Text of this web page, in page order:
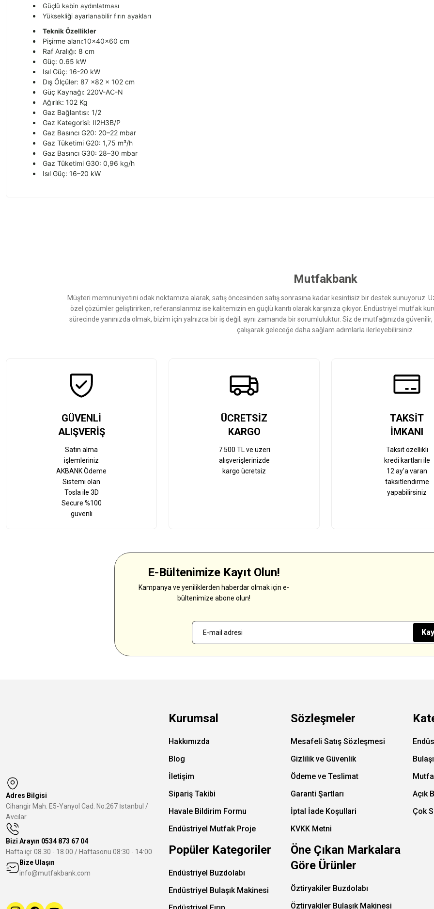
Güçlü kabin aydınlatması
Yüksekliği ayarlanabilir fırın ayakları
Teknik Özellikler
Pişirme alanı:10x40x60 cm
Raf Aralığı: 8 cm
Güç: 0.65 kW
Isıl Güç: 16-20 kW
Dış Ölçüler: 87 x82 x 102 cm
Güç Kaynağı: 220V-AC-N
Ağırlık: 102 Kg
Gaz Bağlantısı: 1/2
Gaz Kategorisi: II2H3B/P
Gaz Basıncı G20: 20–22 mbar
Gaz Tüketimi G20: 1,75 m³/h
Gaz Basıncı G30: 28–30 mbar
Gaz Tüketimi G30: 0,96 kg/h
Isıl Güç: 16–20 kW
Bu ürüne benzer farklı alternatifler olmalı.
Mutfakbank
Müşteri memnuniyetini odak noktamıza alarak, satış öncesinden satış sonrasına kadar kesintisiz bir destek sunuyoruz.
özel çözümler geliştirirken, referanslarımız ise kalitemizin en güçlü kanıtı olarak karşınıza çıkıyor. Endüstriyel mutfak
sürecinde yanınızda olmak, bizim için yalnızca bir iş değil; aynı zamanda bir sorumluluktur. Siz de mutfağınızda
çalışarak geleceğe daha sağlam adımlarla ilerleyebilirsiniz.
GÜVENLİ
ALIŞVERİŞ
Satın alma
işlemleriniz
AKBANK Ödeme
Sistemi olan
Tosla ile 3D
Secure %100
güvenli
ÜCRETSİZ
KARGO
7.500 TL ve üzeri
alışverişlerinizde
kargo ücretsiz
TAKSİT
İMKANI
Taksit özellikli
kredi kartları ile
12 ay'a varan
taksitlendirme
yapabilirsiniz
E-Bültenimize Kayıt Olun!
Kampanya ve yeniliklerden haberdar olmak için e-
bültenimize abone olun!
Adres Bilgisi
Cihangir Mah. E5-Yanyol Cad. No:267 İstanbul /
Avcılar
Bizi Arayın 0534 873 67 04
Hafta içi: 08.30 - 18.00 / Haftasonu 08:30 - 14:00
Bize Ulaşın
info@mutfakbank.com
Kurumsal
Hakkımızda
Blog
İletişim
Sipariş Takibi
Havale Bildirim Formu
Endüstriyel Mutfak Proje
Sözleşmeler
Mesafeli Satış Sözleşmesi
Gizlilik ve Güvenlik
Ödeme ve Teslimat
Garanti Şartları
İptal İade Koşullari
KVKK Metni
Açık
Çok
Popüler Kategoriler
Endüstriyel Buzdolabı
Endüstriyel Bulaşık Makinesi
Öne Çıkan Markalara
Göre Ürünler
Öztiryakiler Buzdolabı
Öztiryakiler Bulaşık Makinesi